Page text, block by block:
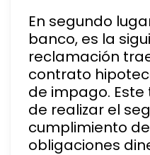
En segundo
banco, es la
reclamación
contrato
de impago.
de realizar el
cumplimiento
obligaciones